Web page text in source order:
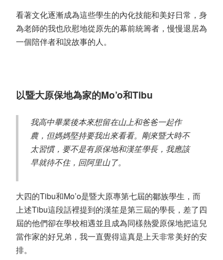
看著文化逐漸成為這些學生的內化技能和美好日常，身
為老師的我也欣慰地從原先的幕前統籌者，慢慢退居為
一個陪伴者和說故事的人。
以暨大原保地為家的Mo’o和Tibu
我高中畢業後本來想留在山上和爸爸一起作
農，但媽媽堅持要我出來看看。剛來暨大時不
太習慣，要不是有原保地和漢笙學長，我應該
早就待不住，回阿里山了。
大四的Tibu和Mo’o是暨大原專第七屆的鄒族學生，而
上述Tibu這段話裡提到的漢笙是第三屆的學長，差了四
屆的他們卻在學校相遇並且成為同樣熱愛原保地把這兒
當作家的好兄弟，我一直覺得這真是上天非常美好的安
排。